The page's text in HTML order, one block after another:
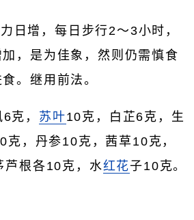
日增，每日步行2～3小时，
，是为佳象，然则仍需慎食
。继用前法。
克， 苏叶10克，白芷6克，生
克，丹参10克，茜草10克，
芦根各10克，水红花子10克。